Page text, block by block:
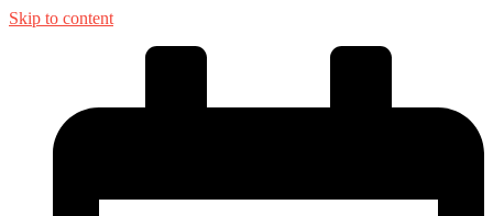
Skip to content